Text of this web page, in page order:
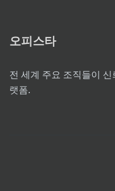
오피스타
전 세계 주요 조직들이
랫폼.